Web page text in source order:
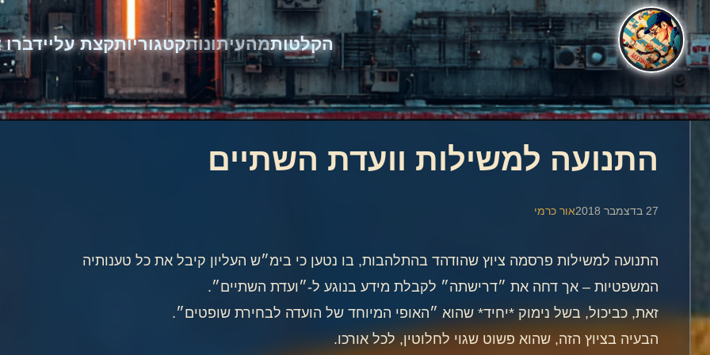
הקלטותמהעיתונותקטגוריותקצת עליידברו
התנועה למשילות וועדת השתיים
27 בדצמבר 2018 אור כרמי
התנועה למשילות פרסמה ציוץ שהודהד בהתלהבות, בו נטען כי בימ״ש העליון קיבל את כל טענותיה
המשפטיות – אך דחה את ״דרישתה״ לקבלת מידע בנוגע ל-״ועדת השתיים״.
זאת, כביכול, בשל נימוק *יחיד* שהוא ״האופי המיוחד של הועדה לבחירת שופטים״.
הבעיה בציוץ הזה, שהוא פשוט שגוי לחלוטין, לכל אורכו.